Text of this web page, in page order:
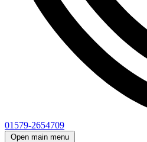
01579-2654709
Open main menu